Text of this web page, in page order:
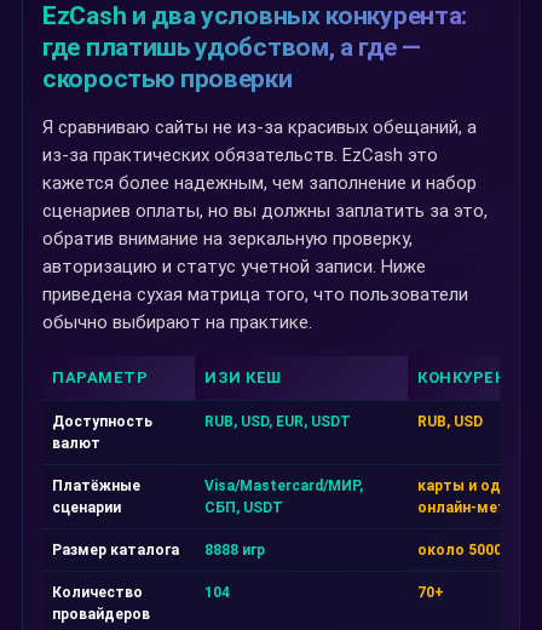
EzCash и два условных конкурента:
где платишь удобством, а где —
скоростью проверки
Я сравниваю сайты не из-за красивых обещаний, а
из-за практических обязательств. EzCash это
кажется более надежным, чем заполнение и набор
сценариев оплаты, но вы должны заплатить за это,
обратив внимание на зеркальную проверку,
авторизацию и статус учетной записи. Ниже
приведена сухая матрица того, что пользователи
обычно выбирают на практике.
ПАРАМЕТР ИЗИ КЕШ КОНКУРЕНТ А
Доступность
валют
RUB, USD, EUR, USDT RUB, USD
Платёжные
сценарии
Visa/Mastercard/МИР,
СБП, USDT
карты и один
онлайн-метод
Размер каталога 8888 игр около 5000 игр
Количество
провайдеров
104 70+